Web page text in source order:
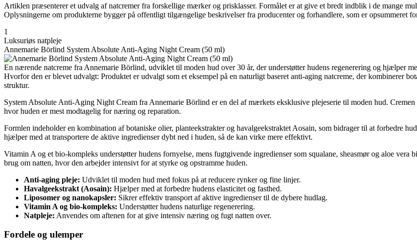
Artiklen præsenterer et udvalg af natcremer fra forskellige mærker og prisklasser. Formålet er at give et bredt indblik i de mange
Oplysningerne om produkterne bygger på offentligt tilgængelige beskrivelser fra producenter og forhandlere, som er opsummeret
1
Luksuriøs natpleje
Annemarie Börlind System Absolute Anti-Aging Night Cream (50 ml)
En nærende natcreme fra Annemarie Börlind, udviklet til moden hud over 30 år, der understøtter hudens regenerering og hjælper
Hvorfor den er blevet udvalgt: Produktet er udvalgt som et eksempel på en naturligt baseret anti-aging natcreme, der kombinerer
struktur.
System Absolute Anti-Aging Night Cream fra Annemarie Börlind er en del af mærkets eksklusive plejeserie til moden hud.
hvor huden er mest modtagelig for næring og reparation.
Formlen indeholder en kombination af botaniske olier, planteekstrakter og havalgeekstraktet Aosain, som bidrager til at forbedre
hjælper med at transportere de aktive ingredienser dybt ned i huden, så de kan virke mere effektivt.
Vitamin A og et bio-kompleks understøtter hudens fornyelse, mens fugtgivende ingredienser som squalane, sheasmør og aloe
brug om natten, hvor den arbejder intensivt for at styrke og opstramme huden.
Anti-aging pleje: Udviklet til moden hud med fokus på at reducere rynker og fine linjer.
Havalgeekstrakt (Aosain): Hjælper med at forbedre hudens elasticitet og fasthed.
Liposomer og nanokapsler: Sikrer effektiv transport af aktive ingredienser til de dybere hudlag.
Vitamin A og bio-kompleks: Understøtter hudens naturlige regenerering.
Natpleje: Anvendes om aftenen for at give intensiv næring og fugt natten over.
Fordele og ulemper